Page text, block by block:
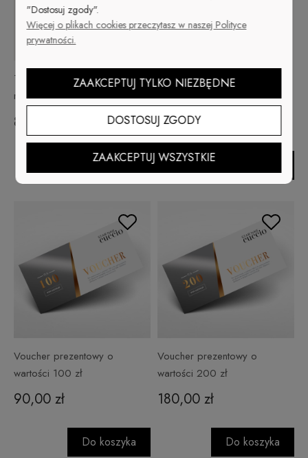
Tarka do stóp ze stali
nierdzewnej + Leczniczy krem
89,00 zł
Do koszyka
Top nabłyszczający - High
gloss top coat 13 ml
33,00 zł
Voucher prezentowy o
wartości 100 zł
90,00 zł
Do koszyka
Voucher prezentowy o
wartości 200 zł
180,00 zł
Do koszyka
"Dostosuj zgody".
Więcej o plikach cookies przeczytasz w naszej Polityce
prywatności.
ZAAKCEPTUJ TYLKO NIEZBĘDNE
DOSTOSUJ ZGODY
ZAAKCEPTUJ WSZYSTKIE